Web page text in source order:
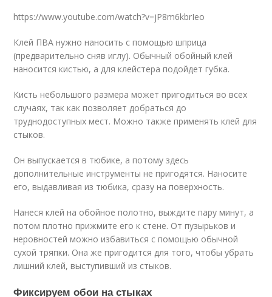
https://www.youtube.com/watch?v=jP8m6kbrIeo
Клей ПВА нужно наносить с помощью шприца
(предварительно сняв иглу). Обычный обойный клей
наносится кистью, а для клейстера подойдет губка.
Кисть небольшого размера может пригодиться во всех
случаях, так как позволяет добраться до
труднодоступных мест. Можно также применять клей для
стыков.
Он выпускается в тюбике, а потому здесь
дополнительные инструменты не пригодятся. Наносите
его, выдавливая из тюбика, сразу на поверхность.
Нанеся клей на обойное полотно, выждите пару минут, а
потом плотно прижмите его к стене. От пузырьков и
неровностей можно избавиться с помощью обычной
сухой тряпки. Она же пригодится для того, чтобы убрать
лишний клей, выступивший из стыков.
Фиксируем обои на стыках